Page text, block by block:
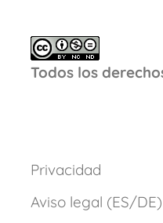
Todos los
Privacidad
Aviso legal (ES/DE)